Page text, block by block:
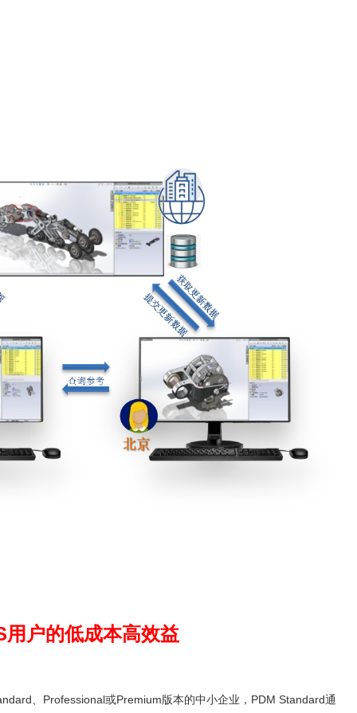
户的低成本高效益
、Professional或Premium版本的中小企业，PDM Standard通